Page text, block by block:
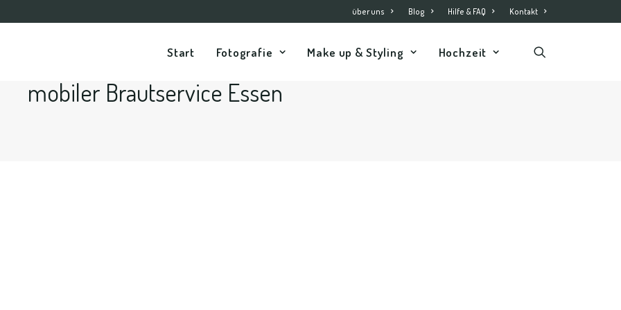
über uns Blog Hilfe & FAQ Kontakt
Start Fotografie Make up & Styling Hochzeit
mobiler Brautservice Essen